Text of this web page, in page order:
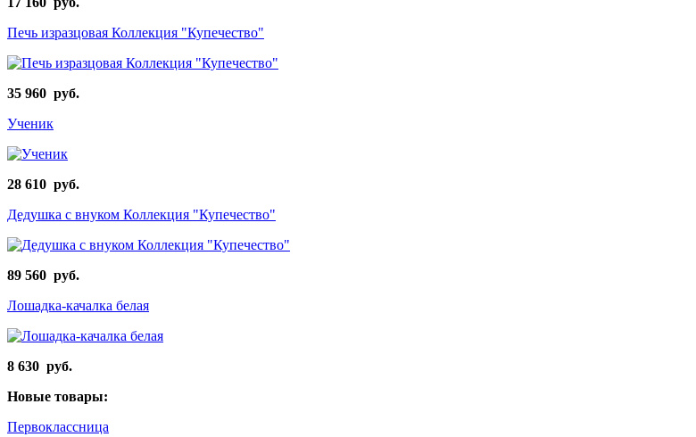
Печь изразцовая Коллекция "Купечество"
35 960 руб.
Ученик
28 610 руб.
Дедушка с внуком Коллекция "Купечество"
89 560 руб.
Лошадка-качалка белая
8 630 руб.
Новые товары:
Первоклассница